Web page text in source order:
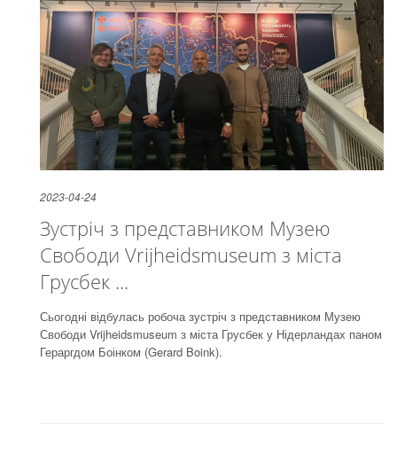
2023-04-24
Зустріч з представником Музею
Свободи Vrijheidsmuseum з міста
Грусбек ...
Сьогодні відбулась робоча зустріч з представником Музею
Свободи Vrijheidsmuseum з міста Грусбек у Нідерландах паном
Гераргдом Боінком (Gerard Boink).